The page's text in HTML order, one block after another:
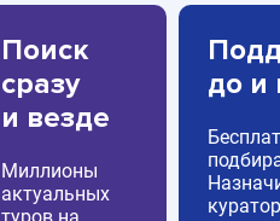
Поиск
сразу
и везде
Миллионы
актуальных
до и